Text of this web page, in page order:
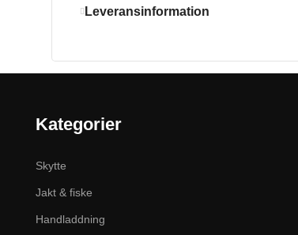
Leveransinformation
Kategorier
Skytte
Jakt & fiske
Handladdning